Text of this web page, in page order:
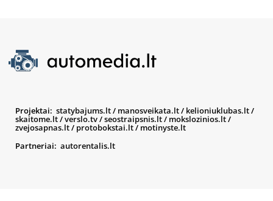
Projektai: statybajums.lt/ manosveikata.lt/ kelioniuklubas.lt/
skaitome.lt/verslo.tv/seostraipsnis.lt/ mokslozinios.lt/
zvejosapnas.lt/ protobokstai.lt/ motinyste.lt
Partneriai: autorentalis.lt